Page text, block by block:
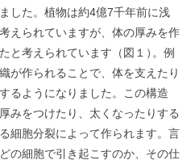
した。植物は約4億7千年前に浅
えられていますが、体の厚みを作
と考えられています（図１ ） 。例
が作られることで、体を支えたり
るようになりました。この構造
みをつけたり、太くなったりする
細胞分裂によって作られます。言
の細胞で引き起こすのか、その仕